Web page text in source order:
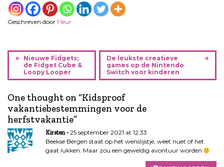
Geschreven door Fleur
B
r
c
h
t
n
a
v
Nieuwe Fidgets;
de Fidget Cube &
Loopy Looper
De leukste creatieve
games op de Nintendo
Switch voor kinderen
One thought on “Kidsproof
vakantiebestemmingen voor de
herfstvakantie”
Kirsten
25 september 2021 at 12:33
Beekse Bergen staat op het wenslijstje, weet nuet of het
gaat lukken. Maar zou een geweldig avontuur worden